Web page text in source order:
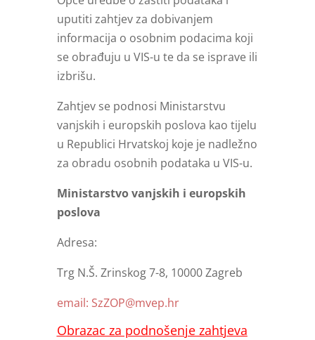
uputiti zahtjev za dobivanjem
informacija o osobnim podacima koji
se obrađuju u VIS-u te da se isprave ili
izbrišu.
Zahtjev se podnosi Ministarstvu
vanjskih i europskih poslova kao tijelu
u Republici Hrvatskoj koje je nadležno
za obradu osobnih podataka u VIS-u.
Ministarstvo vanjskih i europskih
poslova
Adresa:
Trg N.Š. Zrinskog 7-8, 10000 Zagreb
email: SzZOP@mvep.hr
Obrazac za podnošenje zahtjeva